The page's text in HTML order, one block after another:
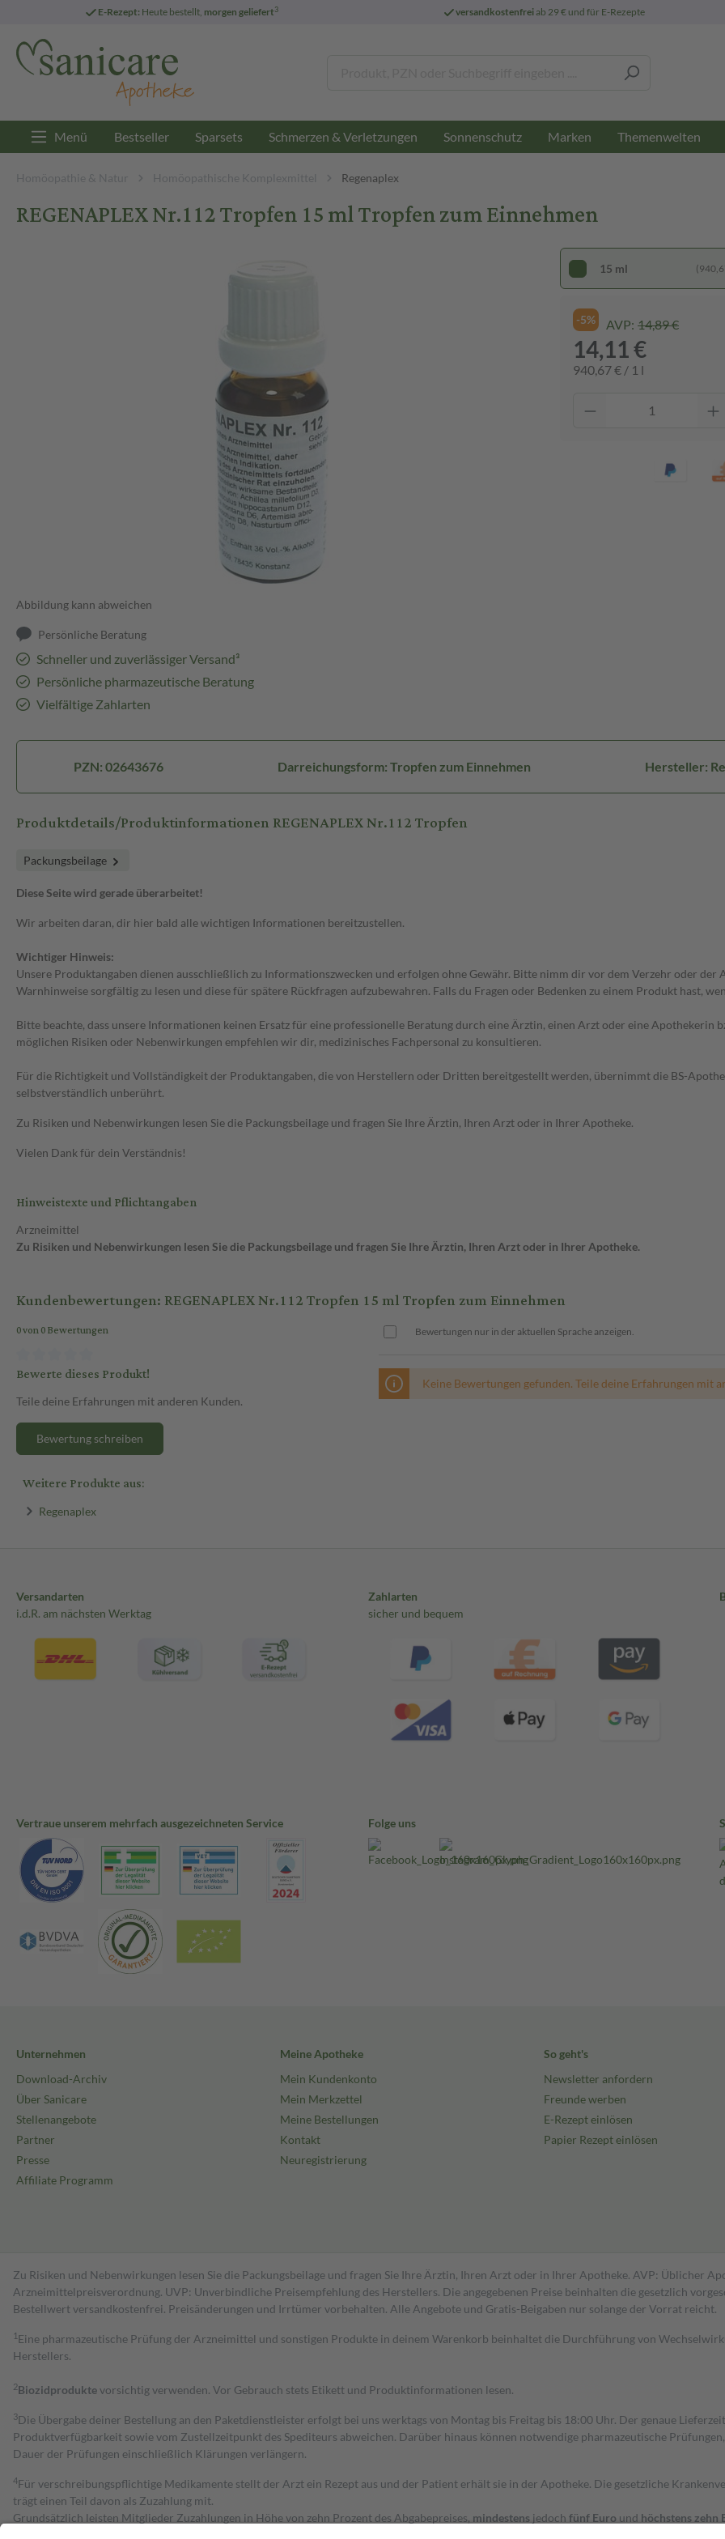
E-Rezept: Heute bestellt, morgen geliefert3 versandkostenfreiab 29 € und für E-Rezepte
Menü Bestseller Sparsets Schmerzen & Verletzungen Sonnenschutz Marken Themenwelten
Homöopathie & Natur Homöopathische Komplexmittel Regenaplex
REGENAPLEX Nr.112 Tropfen 15 ml Tropfen zum Einnehmen
Abbildung kann abweichen
Persönliche Beratung
Schneller und zuverlässiger Versand³
Persönliche pharmazeutische Beratung
Vielfältige Zahlarten
15 ml
-5% AVP: 14,89 €
14,11 €
940,67 € / 1 l
PZN: 02643676 Darreichungsform: Tropfen zum Einnehmen Hersteller:
Produktdetails/Produktinformationen REGENAPLEX Nr.112 Tropfen
Packungsbeilage
Diese Seite wird gerade überarbeitet!
Wir arbeiten daran, dir hier bald alle wichtigen Informationen bereitzustellen.
Wichtiger Hinweis:
Unsere Produktangaben dienen ausschließlich zu Informationszwecken und erfolgen ohne Gewähr. Bitte nimm dir vor dem Verzehr oder
Warnhinweise sorgfältig zu lesen und diese für spätere Rückfragen aufzubewahren. Falls du Fragen oder Bedenken zu einem Produkt hast,
Bitte beachte, dass unsere Informationen keinen Ersatz für eine professionelle Beratung durch eine Ärztin, einen Arzt oder eine Apothekerin
möglichen Risiken oder Nebenwirkungen empfehlen wir dir, medizinisches Fachpersonal zu konsultieren.
Für die Richtigkeit und Vollständigkeit der Produktangaben, die von Herstellern oder Dritten bereitgestellt werden, übernimmt die BS-
selbstverständlich unberührt.
Zu Risiken und Nebenwirkungen lesen Sie die Packungsbeilage und fragen Sie Ihre Ärztin, Ihren Arzt oder in Ihrer Apotheke.
Vielen Dank für dein Verständnis!
Hinweistexte und Pflichtangaben
Arzneimittel
Zu Risiken und Nebenwirkungen lesen Sie die Packungsbeilage und fragen Sie Ihre Ärztin, Ihren Arzt oder in Ihrer Apotheke.
Kundenbewertungen: REGENAPLEX Nr.112 Tropfen 15 ml Tropfen zum Einnehmen
0 von 0 Bewertungen
Bewerte dieses Produkt!
Teile deine Erfahrungen mit anderen Kunden.
Bewertung schreiben
Bewertungen nur in der aktuellen Sprache anzeigen.
Keine Bewertungen gefunden. Teile deine Erfahrungen mit
Weitere Produkte aus:
Regenaplex
Versandarten
i.d.R. am nächsten Werktag
Zahlarten
sicher und bequem
Vertraue unserem mehrfach ausgezeichneten Service Folge uns
Unternehmen
Download-Archiv
Über Sanicare
Stellenangebote
Partner
Presse
Affiliate Programm
Meine Apotheke
Mein Kundenkonto
Mein Merkzettel
Meine Bestellungen
Kontakt
Neuregistrierung
So geht's
Newsletter anfordern
Freunde werben
E-Rezept einlösen
Papier Rezept einlösen
Zu Risiken und Nebenwirkungen lesen Sie die Packungsbeilage und fragen Sie Ihre Ärztin, Ihren Arzt oder in Ihrer Apotheke. AVP: Üblicher
Arzneimittelpreisverordnung. UVP: Unverbindliche Preisempfehlung des Herstellers. Die angegebenen Preise beinhalten die gesetzlich
Bestell­wert versand­kosten­frei. Preisänderungen und Irrtümer vorbehalten. Alle Angebote und Gratis-Beigaben nur solange der Vorrat reicht.
1 Eine pharmazeutische Prüfung der Arzneimittel und sonstigen Produkte in deinem Warenkorb beinhaltet die Durchführung von
Herstellers.
2Biozidproduktevorsichtig verwenden. Vor Gebrauch stets Etikett und Produktinformationen lesen.
3Die Übergabe deiner Bestellung an den Paketdienstleister erfolgt bei uns werktags von Montag bis Freitag bis 18:00 Uhr. Der genaue
Produktverfügbarkeit sowie vom Zustellzeitpunkt des Spediteurs abweichen. Darüber hinaus können notwendige pharmazeutische
Dauer der Prüfungen einschließlich Klärungen verlängern.
4Für verschreibungspflichtige Medikamente stellt der Arzt ein Rezept aus und der Patient erhält sie in der Apotheke. Die gesetzliche
trägt einen Teil davon als Zuzahlung mit.
Grundsätzlich leisten Mitglieder Zuzahlungen in Höhe von zehn Prozent des Abgabepreises, mindestens jedoch fünf Euro und höchstens zehn